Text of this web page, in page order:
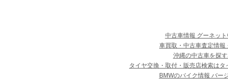
中古車情報 グーネッ
車買取・中古車査定情報
沖縄の中古車を探
タイヤ交換・取付・販売店検索はタ
BMWのバイク情報 バー